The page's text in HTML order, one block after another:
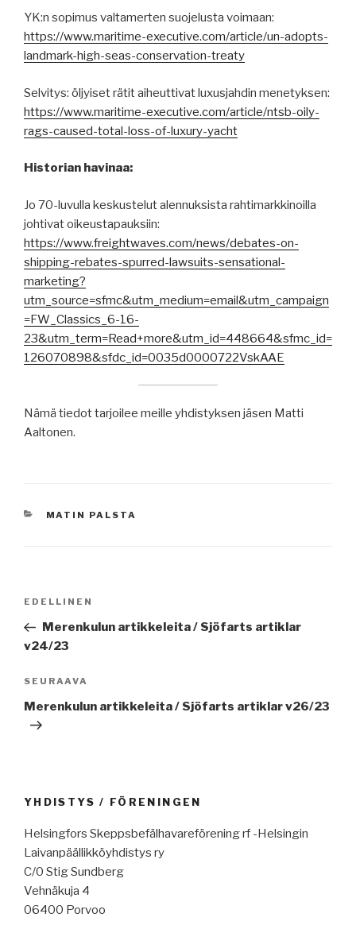
YK:n sopimus valtamerten suojelusta voimaan:
https://www.maritime-executive.com/article/un-adopts-
landmark-high-seas-conservation-treaty
Selvitys: öljyiset rätit aiheuttivat luxusjahdin menetyksen:
https://www.maritime-executive.com/article/ntsb-oily-
rags-caused-total-loss-of-luxury-yacht
Historian havinaa:
Jo 70-luvulla keskustelut alennuksista rahtimarkkinoilla
johtivat oikeustapauksiin:
https://www.freightwaves.com/news/debates-on-
shipping-rebates-spurred-lawsuits-sensational-
marketing?
utm_source=sfmc&utm_medium=email&utm_campaign
=FW_Classics_6-16-
23&utm_term=Read+more&utm_id=448664&sfmc_id=
126070898&sfdc_id=0035d0000722VskAAE
Nämä tiedot tarjoilee meille yhdistyksen jäsen Matti
Aaltonen.
KATEGORIAT
MATIN PALSTA
Edellinen
artikkeli
EDELLINEN
Merenkulun artikkeleita / Sjöfarts artiklar
v24/23
Seuraava
artikkeli
SEURAAVA
Merenkulun artikkeleita / Sjöfarts artiklar v26/23
YHDISTYS / FÖRENINGEN
Helsingfors Skeppsbefälhavareförening rf -Helsingin
Laivanpäällikköyhdistys ry
C/0 Stig Sundberg
Vehnäkuja 4
06400 Porvoo